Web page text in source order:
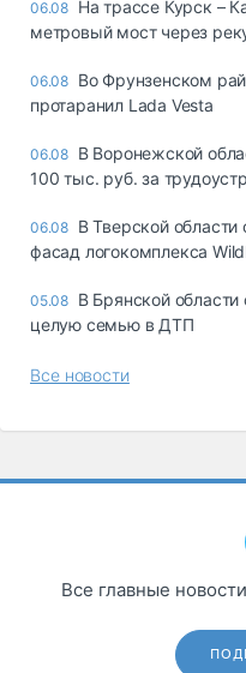
06.08 На трассе Курск –
метровый мост через
06.08 Во Фрунзенском
протаранил Lada Vesta
06.08 В Воронежской
100 тыс. руб. за
06.08 В Тверской
фасад логокомплекса
05.08 В Брянской области
целую семью в ДТП
Все новости
Все главные